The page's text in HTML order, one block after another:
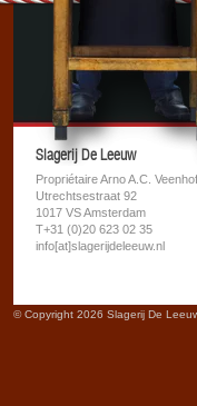
Slagerij De Leeuw
Propriétaire Arno A.C. Veenhof
Utrechtsestraat 92
1017 VS Amsterdam
T+31 (0)20 623 02 35
info[at]slagerijdeleeuw.nl
© Copyright 2026 Slagerij De